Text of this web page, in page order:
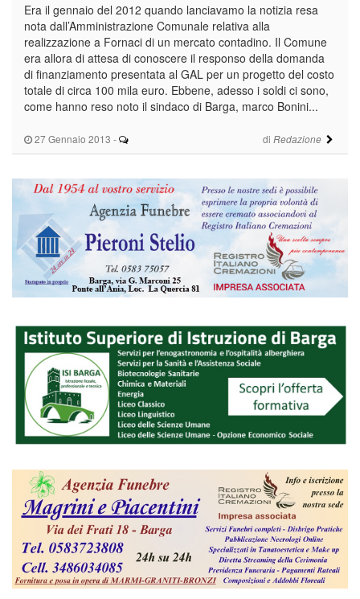
27 Gennaio 2013 - di Redazione
Era il gennaio del 2012 quando lanciavamo la notizia resa
nota dall’Amministrazione Comunale relativa alla
realizzazione a Fornaci di un mercato contadino. Il Comune
era allora di attesa di conoscere il responso della domanda
di finanziamento presentata al GAL per un progetto del costo
totale di circa 100 mila euro. Ebbene, adesso i soldi ci sono,
come hanno reso noto il sindaco di Barga, marco Bonini...